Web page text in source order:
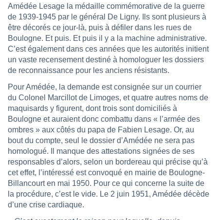
Amédée Lesage la médaille commémorative de la guerre
de 1939-1945 par le général De Ligny. Ils sont plusieurs à
être décorés ce jour-là, puis à défiler dans les rues de
Boulogne. Et puis. Et puis il y a la machine administrative.
C’est également dans ces années que les autorités initient
un vaste recensement destiné à homologuer les dossiers
de reconnaissance pour les anciens résistants.
Pour Amédée, la demande est consignée sur un courrier
du Colonel Marcillot de Limoges, et quatre autres noms de
maquisards y figurent, dont trois sont domiciliés à
Boulogne et auraient donc combattu dans « l’armée des
ombres » aux côtés du papa de Fabien Lesage. Or, au
bout du compte, seul le dossier d’Amédée ne sera pas
homologué. Il manque des attestations signées de ses
responsables d’alors, selon un bordereau qui précise qu’à
cet effet, l’intéressé est convoqué en mairie de Boulogne-
Billancourt en mai 1950. Pour ce qui concerne la suite de
la procédure, c’est le vide. Le 2 juin 1951, Amédée décède
d’une crise cardiaque.